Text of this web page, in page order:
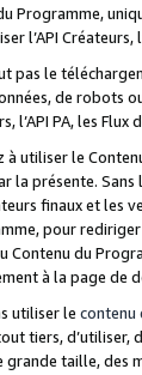
Programme,
l’API
pas le
de robots
l’API PA, les
à utiliser le
la présente.
finaux et les
pour
Contenu du
à la page de
utiliser le contenu
tiers,
grande taille, des